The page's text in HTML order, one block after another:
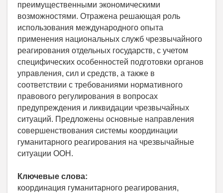
преимущественными экономическими
возможностями. Отражена решающая роль
использования международного опыта
применения национальных служб чрезвычайного
реагирования отдельных государств, с учетом
специфических особенностей подготовки органов
управления, сил и средств, а также в
соответствии с требованиями нормативного
правового регулирования в вопросах
предупреждения и ликвидации чрезвычайных
ситуаций. Предложены основные направления
совершенствования системы координации
гуманитарного реагирования на чрезвычайные
ситуации ООН.
Ключевые слова:
координация гуманитарного реагирования,